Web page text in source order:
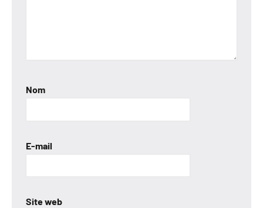
Nom
E-mail
Site web